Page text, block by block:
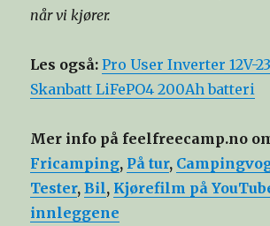
når vi kjører.
Les også: Pro User Inverter 12V-
Skanbatt LiFePO4 200Ah batteri
Mer info på feelfreecamp.no
Fricamping, På tur,
Tester,Bil, Kjørefilm på
innleggene